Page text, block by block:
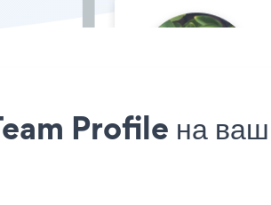
Profile на